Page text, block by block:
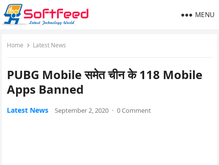
MENU
Home Latest News
PUBG Mobile समेत चीन के 118 Mobile
Apps Banned
Latest News September 2, 2020 · 0 Comment